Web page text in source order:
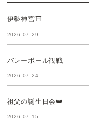
伊勢神宮⛩️
2026.07.29
バレーボール観戦
2026.07.24
祖父の誕生日会👑
2026.07.15